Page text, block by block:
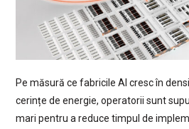
Pe măsură ce fabricile AI cresc în
cerințe de energie, operatorii sunt
mari pentru a reduce timpul de